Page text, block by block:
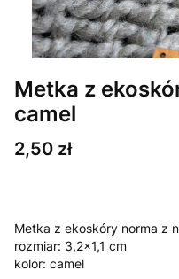
Metka z
camel
Cena
2,50 zł
Metka z ekoskóry norma z
rozmiar: 3,2x1,1 cm
kolor: camel